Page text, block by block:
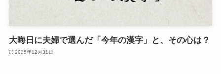
大晦日に夫婦で選んだ「今年の漢字」と、その心は？
2025年12月31日